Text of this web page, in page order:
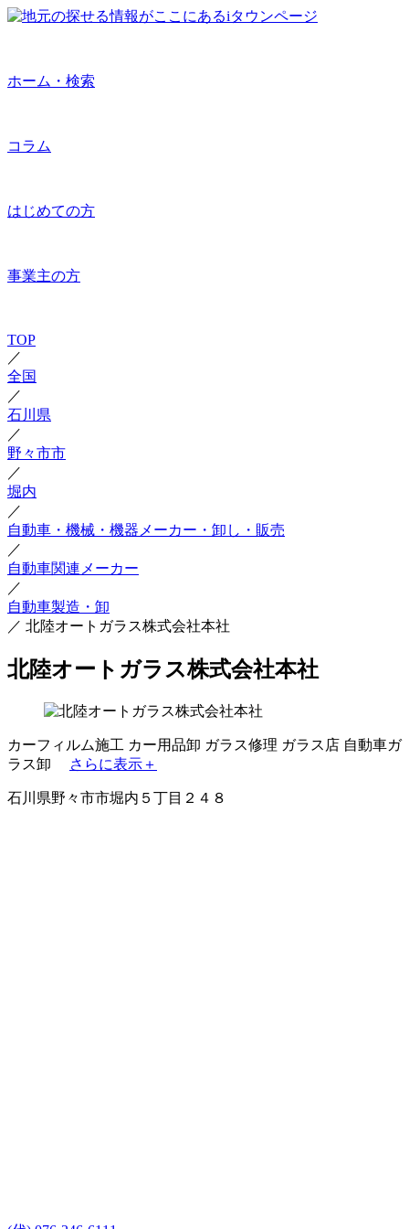
ホーム・検索
コラム
はじめての方
事業主の方
TOP
／
全国
／
石川県
／
野々市市
／
堀内
／
自動車・機械・機器メーカー・卸し・販売
／
自動車関連メーカー
／
自動車製造・卸
／ 北陸オートガラス株式会社本社
北陸オートガラス株式会社本社
カーフィルム施工 カー用品卸 ガラス修理 ガラス店 自動車ガ
ラス卸
さらに表示＋
石川県野々市市堀内５丁目２４８